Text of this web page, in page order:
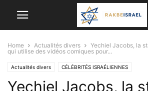
Home Actualités divers
Yechiel Jacobs, la
qui utilise des vidéos comiques pour...
Actualités divers CÉLÉBRITÉS ISRAÉLIENNES
CULTURE, DIVERTISSEMENT EN ISRAËL Humour
Yechiel Jacobs, la